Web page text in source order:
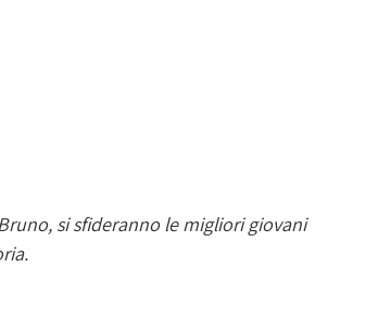
si sfideranno le migliori giovani